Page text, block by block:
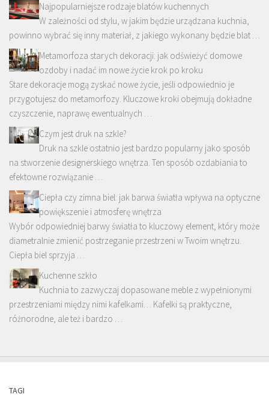
Najpopularniejsze rodzaje blatów kuchennych
W zależności od stylu, w jakim będzie urządzana kuchnia,
powinno wybrać się inny materiał, z jakiego wykonany będzie blat …
Metamorfoza starych dekoracji: jak odświeżyć domowe
ozdoby i nadać im nowe życie krok po kroku
Stare dekoracje mogą zyskać nowe życie, jeśli odpowiednio je
przygotujesz do metamorfozy. Kluczowe kroki obejmują dokładne
czyszczenie, naprawę ewentualnych …
Czym jest druk na szkle?
Druk na szkle ostatnio jest bardzo popularny jako sposób
na stworzenie designerskiego wnętrza. Ten sposób ozdabiania to
efektowne rozwiązanie …
Ciepła czy zimna biel: jak barwa światła wpływa na optyczne
powiększenie i atmosferę wnętrza
Wybór odpowiedniej barwy światła to kluczowy element, który może
diametralnie zmienić postrzeganie przestrzeni w Twoim wnętrzu.
Ciepła biel sprzyja …
Kuchenne szkło
Kuchnia to zazwyczaj dopasowane meble z wypełnionymi
przestrzeniami między nimi kafelkami… Kafelki są praktyczne,
różnorodne, ale też i bardzo …
TAGI